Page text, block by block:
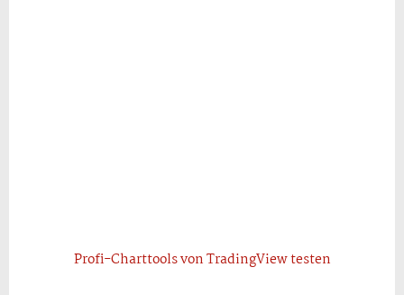
Profi-Charttools von TradingView testen